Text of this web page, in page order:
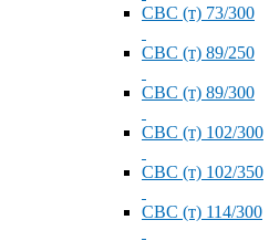
СВС (т) 73/300
СВС (т) 89/250
СВС (т) 89/300
СВС (т) 102/300
СВС (т) 102/350
СВС (т) 114/300